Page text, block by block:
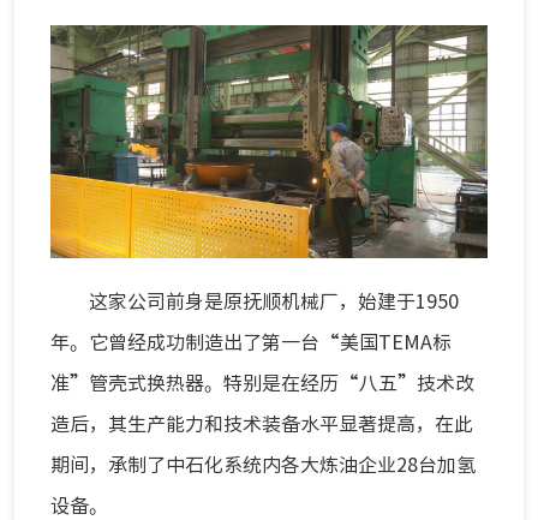
这家公司前身是原抚顺机械厂，始建于1950
年。它曾经成功制造出了第一台“美国TEMA标
准”管壳式换热器。特别是在经历“八五”技术改
造后，其生产能力和技术装备水平显著提高，在此
期间，承制了中石化系统内各大炼油企业28台加氢
设备。